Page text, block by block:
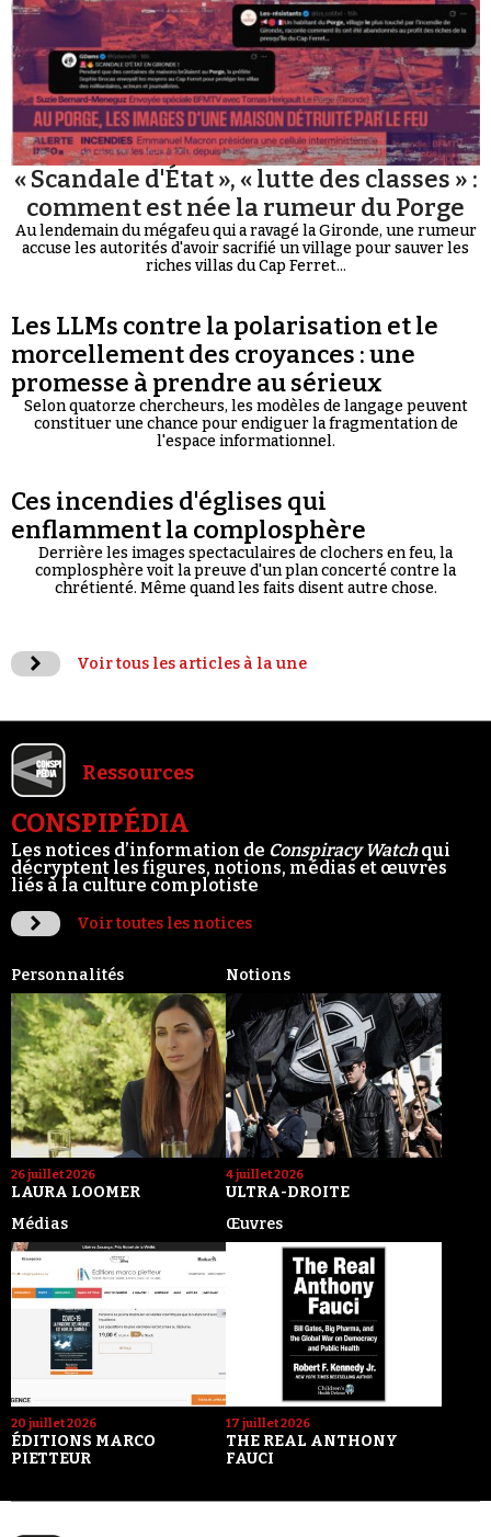
« Scandale d'État », « lutte des classes » :
comment est née la rumeur du Porge
Au lendemain du mégafeu qui a ravagé la Gironde, une rumeur
accuse les autorités d'avoir sacrifié un village pour sauver les
riches villas du Cap Ferret...
Les LLMs contre la polarisation et le
morcellement des croyances : une
promesse à prendre au sérieux
Selon quatorze chercheurs, les modèles de langage peuvent
constituer une chance pour endiguer la fragmentation de
l'espace informationnel.
Ces incendies d'églises qui
enflamment la complosphère
Derrière les images spectaculaires de clochers en feu, la
complosphère voit la preuve d'un plan concerté contre la
chrétienté. Même quand les faits disent autre chose.
Voir tous les articles à la une
Ressources
CONSPIPÉDIA
Les notices d’information de Conspiracy Watchqui
décryptent les figures, notions, médias et œuvres
liés à la culture complotiste
Voir toutes les notices
Personnalités
26 juillet 2026
LAURA LOOMER
Notions
4 juillet 2026
ULTRA-DROITE
Médias
20 juillet 2026
ÉDITIONS MARCO
PIETTEUR
Œuvres
17 juillet 2026
THE REAL ANTHONY
FAUCI